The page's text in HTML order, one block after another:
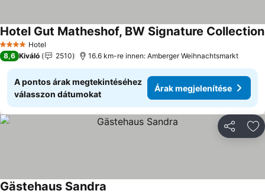
4 KategóriaHotel
Hotel Gut Matheshof, BW Signature Collection
8,6 Kiváló 2510 16.6 km-re innen: Amberger Weihnachtsmarkt
A pontos árak megtekintéséhez
válasszon dátumokat
Árak megjelenítése
Gästehaus Sandra